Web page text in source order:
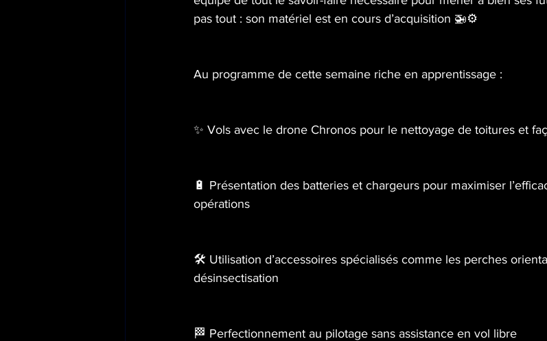
pas tout : son matériel est en cours d’acquisition 🚁⚙️
Au programme de cette semaine riche en apprentissage :
✨ Vols avec le drone Chronos pour le nettoyage de toitures et
🔋 Présentation des batteries et chargeurs pour maximiser
opérations
🛠️ Utilisation d’accessoires spécialisés comme les perches
désinsectisation
🏁 Perfectionnement au pilotage sans assistance en vol libre